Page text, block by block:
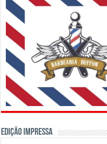
Edição Impressa